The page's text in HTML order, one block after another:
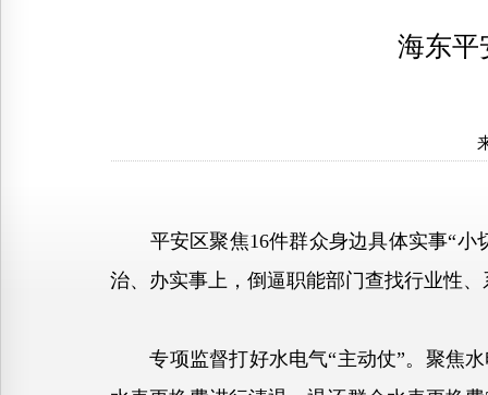
海东平
平安区聚焦16件群众身边具体实事“小
治、办实事上，倒逼职能部门查找行业性
专项监督打好水电气“主动仗”。聚焦水